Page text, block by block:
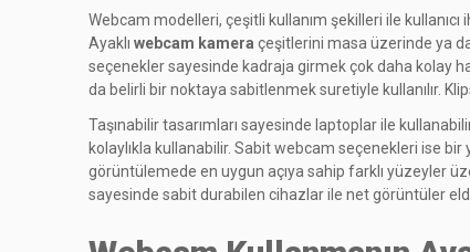
Webcam modelleri, çeşitli kullanım şekilleri ile
Ayaklı webcam kamera çeşitlerini masa üzerinde ya
seçenekler sayesinde kadraja girmek çok daha kolay
da belirli bir noktaya sabitlenmek suretiyle kullanılır.
Taşınabilir tasarımları sayesinde laptoplar ile
kolaylıkla kullanabilir. Sabit webcam seçenekleri ise
görüntülemede en uygun açıya sahip farklı yüzeyler
sayesinde sabit durabilen cihazlar ile net görüntüler